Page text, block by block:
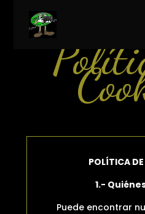
POLÍTICA
1.-
Puede encontrar